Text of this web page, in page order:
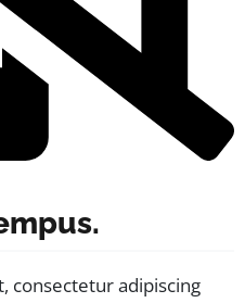
consectetur adipiscing